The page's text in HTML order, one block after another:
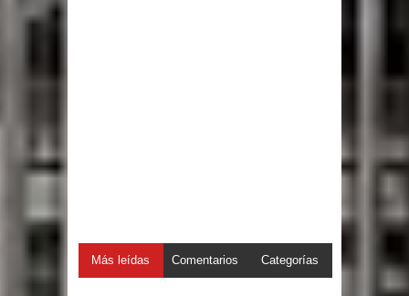
Más leídas Comentarios Categorías